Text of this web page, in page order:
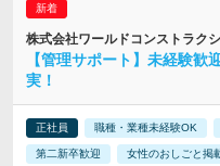
株式会社ワールドコンストラク
【管理サポート】未経験歓
実！
正社員 職種・業種未経験OK
第二新卒歓迎 女性のおしごと掲